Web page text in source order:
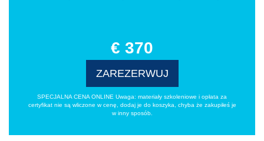
€ 370
ZAREZERWUJ
SPECJALNA CENA ONLINE Uwaga: materiały szkoleniowe i opłata za
certyfikat nie są wliczone w cenę, dodaj je do koszyka, chyba że zakupiłeś je
w inny sposób.